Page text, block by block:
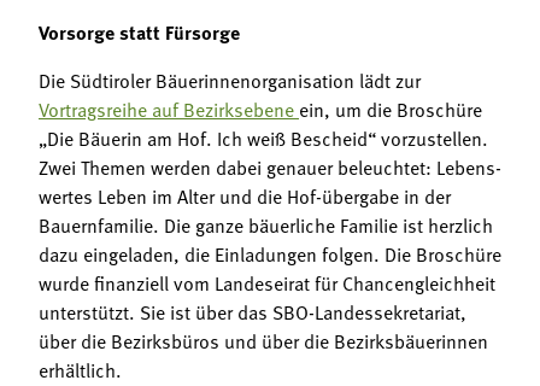
Vorsorge statt Fürsorge
Die Südtiroler Bäuerinnenorganisation lädt zur
Vortragsreihe auf Bezirksebene ein, um die Broschüre
„Die Bäuerin am Hof. Ich weiß Bescheid“ vorzustellen.
Zwei Themen werden dabei genauer beleuchtet: Lebens-
wertes Leben im Alter und die Hof-übergabe in der
Bauernfamilie. Die ganze bäuerliche Familie ist herzlich
dazu eingeladen, die Einladungen folgen. Die Broschüre
wurde finanziell vom Landeseirat für Chancengleichheit
unterstützt. Sie ist über das SBO-Landessekretariat,
über die Bezirksbüros und über die Bezirksbäuerinnen
erhältlich.